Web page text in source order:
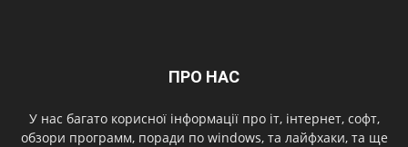
ПРО НАС
У нас багато корисної інформації про іт, інтернет, софт,
обзори программ, поради по windows, та лайфхаки, та ще